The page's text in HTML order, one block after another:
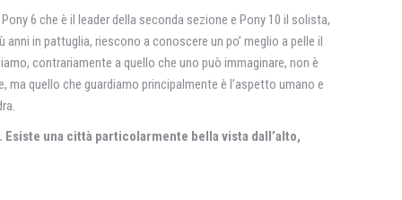
6 che è il leader della seconda sezione e Pony 10 il solista,
in pattuglia, riescono a conoscere un po’ meglio a pelle il
contrariamente a quello che uno può immaginare, non è
quello che guardiamo principalmente è l’aspetto umano e
una città particolarmente bella vista dall’alto,